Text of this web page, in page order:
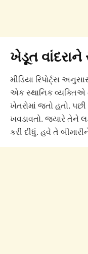
ખેડૂત વાંદરાને
મીડિયા રિપોર્ટ્સ
એક સ્થાનિક વ્યક્તિએ
ખેતરોમાં જતો હતો.
ખવડાવતો. જ્યારે તેને
કરી દીધું. હવે તે